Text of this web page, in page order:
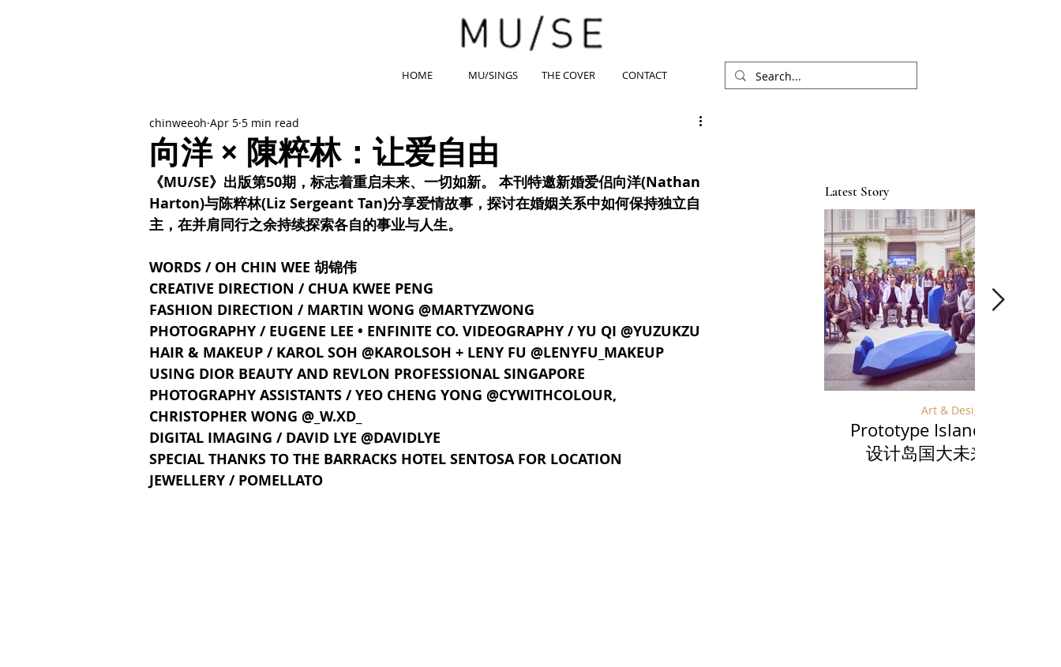
HOME MU/SINGS THE COVER CONTACT
向洋 × 陳粹林：让爱自由
chinweeoh Apr 5 5 min read
《MU/SE》出版第50期，标志着重启未来、一切如新。 本刊特邀新婚爱侣向洋(Nathan
Harton)与陈粹林(Liz Sergeant Tan)分享爱情故事，探讨在婚姻关系中如何保持独立自
主，在并肩同行之余持续探索各自的事业与人生。
WORDS / OH CHIN WEE 胡锦伟
CREATIVE DIRECTION / CHUA KWEE PENG
FASHION DIRECTION / MARTIN WONG @MARTYZWONG
PHOTOGRAPHY / EUGENE LEE • ENFINITE CO. VIDEOGRAPHY / YU QI @YUZUKZU
HAIR & MAKEUP / KAROL SOH @KAROLSOH + LENY FU @LENYFU_MAKEUP
USING DIOR BEAUTY AND REVLON PROFESSIONAL SINGAPORE
PHOTOGRAPHY ASSISTANTS / YEO CHENG YONG @CYWITHCOLOUR,
CHRISTOPHER WONG @_W.XD_
DIGITAL IMAGING / DAVID LYE @DAVIDLYE
SPECIAL THANKS TO THE BARRACKS HOTEL SENTOSA FOR LOCATION
JEWELLERY / POMELLATO
Prototype Island:
设计岛国大未来
Art & Design
Latest Story